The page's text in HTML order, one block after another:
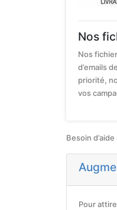
Nos
Nos
d’emails
priorité,
vos
Besoin
Pour